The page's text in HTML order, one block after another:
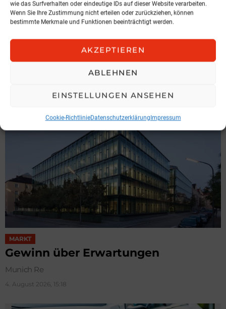
wie das Surfverhalten oder eindeutige IDs auf dieser Website verarbeiten.
Wenn Sie Ihre Zustimmung nicht erteilen oder zurückziehen, können
bestimmte Merkmale und Funktionen beeinträchtigt werden.
AKZEPTIEREN
ABLEHNEN
EINSTELLUNGEN ANSEHEN
Cookie-RichtlinieDatenschutzerklärungImpressum
RISK-vario® Classic: Starke
Leistungen für kleines Budget
MARKT
Gewinn über Erwartungen
Munich Re
4. August 2026, 15:18